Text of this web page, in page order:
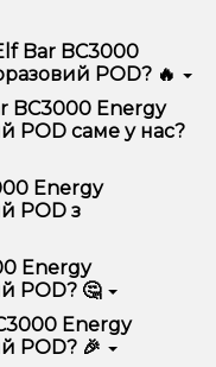
Bar BC3000
POD? 🔥
Одноразовий
зручністю
BC3000 Energy
POD саме у нас?
продукцію,
та швидку
акції та знижки
Energy
POD з
кліків:
(Енергетик)
замовлення.
Energy
POD? 🤔
– наприклад,
матеріал та тип
смак. Наші
Energy
POD? 🎉